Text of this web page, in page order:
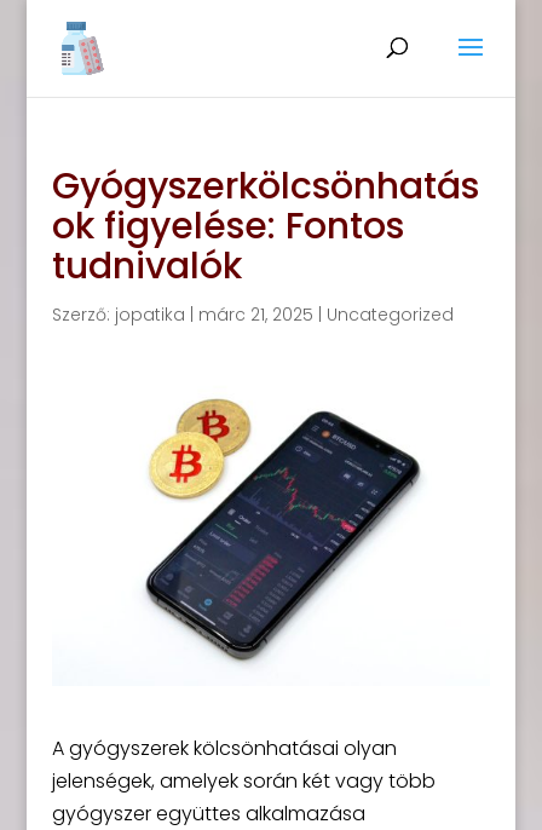
Gyógyszerkölcsönhatás
ok figyelése: Fontos
tudnivalók
Szerző: jopatika márc 21, 2025 Uncategorized
A gyógyszerek kölcsönhatásai olyan
jelenségek, amelyek során két vagy több
gyógyszer együttes alkalmazása